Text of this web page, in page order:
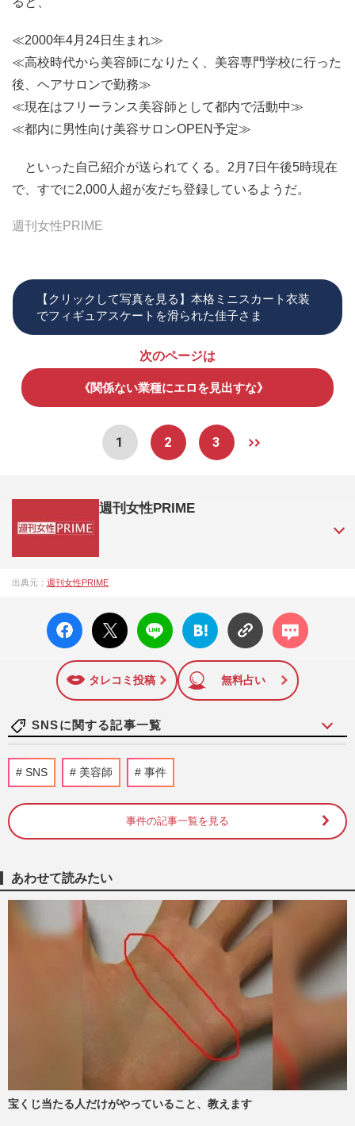
≪2000年4月24日生まれ≫
≪高校時代から美容師になりたく、美容専門学校に行った
後、ヘアサロンで勤務≫
≪現在はフリーランス美容師として都内で活動中≫
≪都内に男性向け美容サロンOPEN予定≫
といった自己紹介が送られてくる。2月7日午後5時現在
で、すでに2,000人超が友だち登録しているようだ。
週刊女性PRIME
【クリックして写真を見る】本格ミニスカート衣装
でフィギュアスケートを滑られた佳子さま
次のページは
《関係ない業種にエロを見出すな》
1 2 3
週刊女性PRIME
成27年）1月に開設された主婦と生活社が運営する日本のニュ
陣の執筆記事を配信するほか、女性週刊誌『週刊女性』の誌
面に掲載された記事から、インターネット利用者層にとって
特に関心の高い題材の記事を、WEB向けにリライトして配信
しています！
出典元： 週刊女性PRIME
facebo
ok い
X ポス
ト
LINE
はてな
ブック
に追加
コメン
ト
タレコミ投稿 無料占い
SNSに関する記事一覧
岸谷五朗の長男・岸谷蘭丸がYouTubeで喫
煙者による多額の税金支出を訴えるも、タ
週刊女性PRIME 3時間前
だらけの『ジャングリア沖縄』「スコール
ダンス」がプチバズり、路…
週刊女性PRIME
くら寿司、閉店間際の“ネタ大盛り”写真が
話題に「出会えたらラッキー」広報が明か
した“幻サービス”『得…
週刊女性PRIME
阪神タイガース・元山飛優の落球エラーに
DeNA・牧秀悟もビックリ！2連覇目指す
藤川球児監督の“泣きどころ…
週刊女性PRIME
SNS 美容師 事件
事件の記事一覧を見る
あわせて読みたい
宝くじ当たる人だけがやっていること、教えます